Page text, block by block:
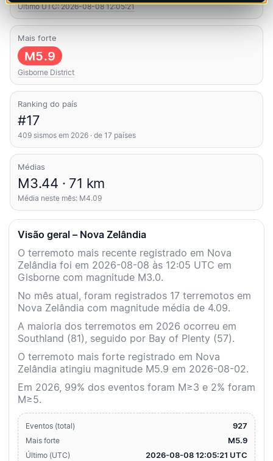
Último UTC: 2026-08-08 12:05:21
Mais forte
M5.9
Gisborne District
Ranking do país
#17
409 sismos em 2026 · de 17 países
Médias
M3.44 · 71 km
Média neste mês: M4.09
Visão geral – Nova Zelândia
O terremoto mais recente registrado em Nova
Zelândia foi em 2026-08-08 às 12:05 UTC em
Gisborne com magnitude M3.0.
No mês atual, foram registrados 17 terremotos em
Nova Zelândia com magnitude média de 4.09.
A maioria dos terremotos em 2026 ocorreu em
Southland (81), seguido por Bay of Plenty (57).
O terremoto mais forte registrado em Nova
Zelândia atingiu magnitude M5.9 em 2026-08-02.
Em 2026, 99% dos eventos foram M≥3 e 2% foram
M≥5.
Eventos (total) 927
Mais forte M5.9
Último (UTC) 2026-08-08 12:05:21 UTC